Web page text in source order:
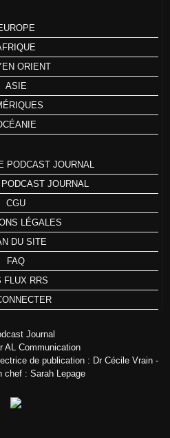
ORIENT
ASIE
PODCAST JOURNAL
JOURNAL
CGU
LÉGALES
DU SITE
FAQ
FLUX RRS
Journal
AL Communication
de publication : Dr Cécile Vrain -
chef : Sarah Lepage